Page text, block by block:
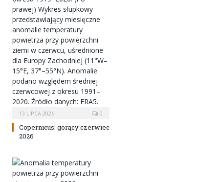
13 LIPCA 2026 0
Copernicus: gorący czerwiec
2026